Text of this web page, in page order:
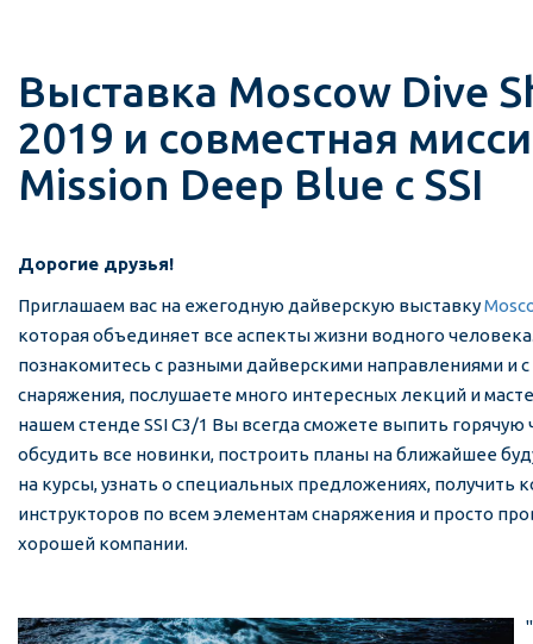
Выставка Moscow Dive
2019 и совместная
Mission Deep Blue с SSI
Дорогие друзья!
Приглашаем вас на ежегодную дайверскую выставку
которая объединяет все аспекты жизни водного
познакомитесь с разными дайверскими направлениями и
снаряжения, послушаете много интересных лекций и
нашем стенде SSI C3/1 Вы всегда сможете выпить горячую
обсудить все новинки, построить планы на ближайшее
на курсы, узнать о специальных предложениях, получить
инструкторов по всем элементам снаряжения и просто
хорошей компании.